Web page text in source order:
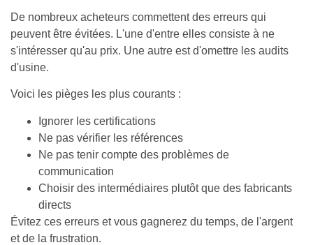
De nombreux acheteurs commettent des erreurs qui
peuvent être évitées. L'une d'entre elles consiste à ne
s'intéresser qu'au prix. Une autre est d'omettre les audits
d'usine.
Voici les pièges les plus courants :
Ignorer les certifications
Ne pas vérifier les références
Ne pas tenir compte des problèmes de
communication
Choisir des intermédiaires plutôt que des fabricants
directs
Évitez ces erreurs et vous gagnerez du temps, de l'argent
et de la frustration.